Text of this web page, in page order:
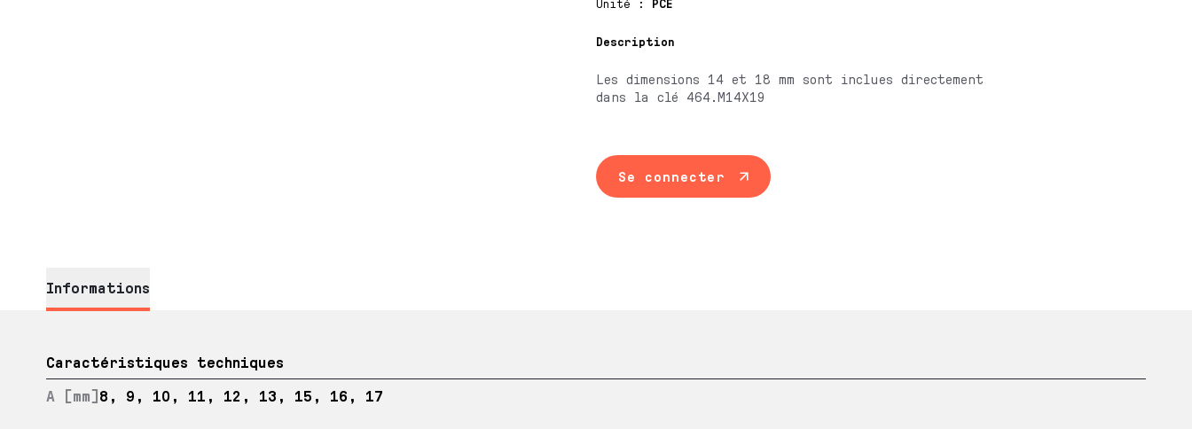
Unité
: PCE
Description
Les dimensions 14 et 18 mm sont inclues directement
dans la clé 464.M14X19
Se connecter
Informations
Caractéristiques techniques
A [mm]8, 9, 10, 11, 12, 13, 15, 16, 17